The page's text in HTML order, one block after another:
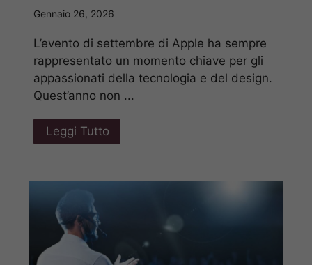
Gennaio 26, 2026
L’evento di settembre di Apple ha sempre
rappresentato un momento chiave per gli
appassionati della tecnologia e del design.
Quest’anno non ...
Leggi Tutto